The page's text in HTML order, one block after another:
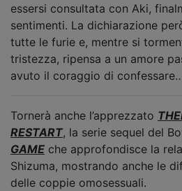
essersi consultata con Aki,
sentimenti. La dichiarazione
tutte le furie e, mentre si
tristezza, ripensa a un amore
avuto il coraggio di
Tornerà anche l’apprezzato
RESTART, la serie sequel del
GAME che approfondisce la
Shizuma, mostrando anche le
delle coppie omosessuali.